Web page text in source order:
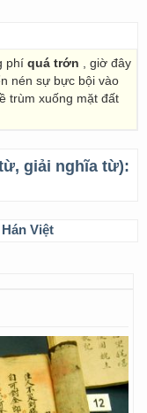
phí quá trớn , giờ đây
nén sự bực bội vào
trùm xuống mặt đất
giải nghĩa từ):
Việt